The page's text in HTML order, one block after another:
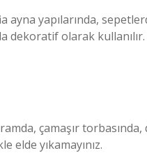
yapılarında,
dekoratif olarak
çamaşır
elde yıkamayınız.